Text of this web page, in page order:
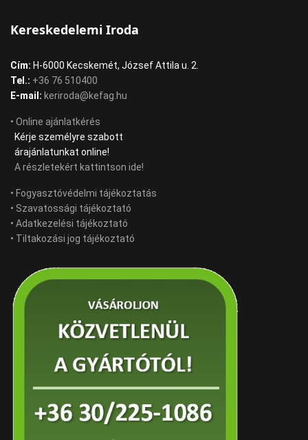
Kereskedelemi Iroda
Cím: H-6000 Kecskemét, József Attila u. 2.
Tel.: +36 76 510400
E-mail: keriroda@kefag.hu
• Online ajánlatkérés
Kérje személyre szabott
árajánlatunkat online!
A részletekért kattintson ide!
• Fogyasztóvédelmi tájékoztatás
• Szavatossági tájékoztató
• Adatkezelési tájékoztató
• Tiltakozási jog tájékoztató